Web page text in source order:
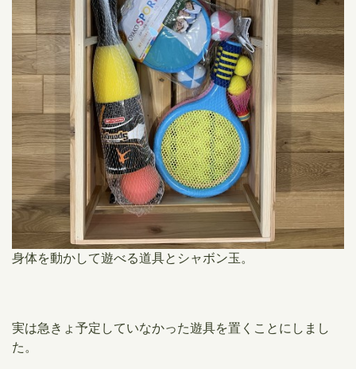
身体を動かして遊べる道具とシャボン玉。
実は急きょ予定していなかった遊具を置くことにしまし
た。